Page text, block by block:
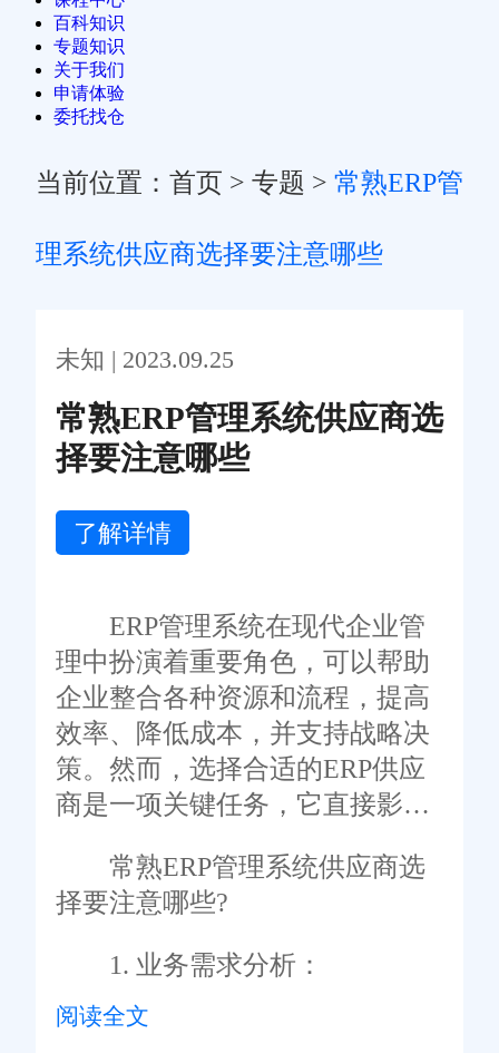
百科知识
专题知识
关于我们
申请体验
委托找仓
当前位置： 首页 > 专题 > 常熟ERP管
理系统供应商选择要注意哪些
未知 | 2023.09.25
常熟ERP管理系统供应商选
择要注意哪些
了解详情
ERP管理系统在现代企业管
理中扮演着重要角色，可以帮助
企业整合各种资源和流程，提高
效率、降低成本，并支持战略决
策。然而，选择合适的ERP供应
商是一项关键任务，它直接影响
ERP管理系统供应商选择要注意
哪些?以下是在选择常熟ERP管理
系统供应商时需要注意的关键要
常熟ERP管理系统供应商选
择要注意哪些?
1. 业务需求分析：
在选择ERP供应商之前，企
阅读全文